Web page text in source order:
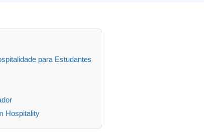
para Estudantes
Hospitality